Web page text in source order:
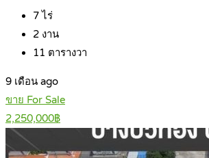
7 ไร่
2 งาน
11 ตารางวา
9 เดือน ago
ขาย For Sale
2,250,000฿